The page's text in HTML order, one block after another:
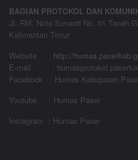
BAGIAN PROTOKOL DAN
Jl. RM. Noto Sunardi No. 01 Tanah
Kalimantan Timur
Website
: http://
E-mail :
Facebook : Humas Kabupaten
Youtube : Humas Paser
Instagram : Humas Paser